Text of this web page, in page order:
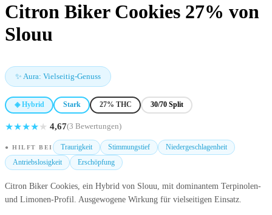
Citron Biker Cookies 27% von
Slouu
✨ Aura: Vielseitig-Genuss
◈ Hybrid Stark 27% THC 30/70 Split
★★★★★ 4,67(3 Bewertungen)
● HILFT BEI Traurigkeit Stimmungstief
Niedergeschlagenheit
Antriebslosigkeit
Erschöpfung
Citron Biker Cookies, ein Hybrid von Slouu, mit dominantem Terpinolen-
und Limonen-Profil. Ausgewogene Wirkung für vielseitigen Einsatz.